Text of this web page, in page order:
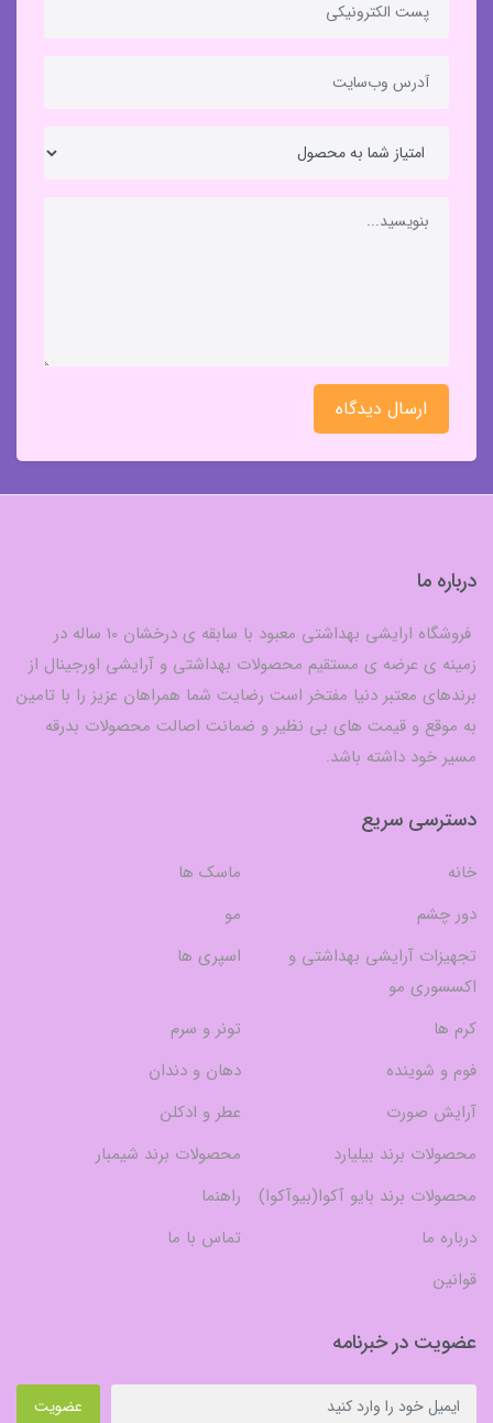
ارسال دیدگاه
درباره ما
فروشگاه ارایشی بهداشتی معبود با سابقه ی درخشان 10 ساله در
زمینه ی عرضه ی مستقیم محصولات بهداشتی و آرایشی اورجینال از
برندهای معتبر دنیا مفتخر است رضایت شما همراهان عزیز را با تامین
به موقع و قیمت های بی نظیر و ضمانت اصالت محصولات بدرقه
مسیر خود داشته باشد.
دسترسی سریع
خانه
ماسک ها
دور چشم
مو
تجهیزات آرایشی بهداشتی و
اکسسوری مو
اسپری ها
کرم ها
تونر و سرم
فوم و شوینده
دهان و دندان
آرایش صورت
عطر و ادکلن
محصولات برند بیلیارد
محصولات برند شیمبار
محصولات برند بایو آکوا(بیوآکوا)
راهنما
درباره ما
تماس با ما
قوانین
عضویت در خبرنامه
عضویت